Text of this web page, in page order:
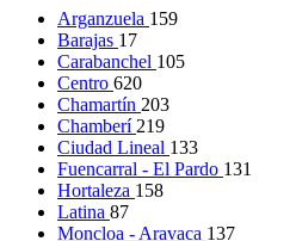
Arganzuela 159
Barajas 17
Carabanchel 105
Centro 620
Chamartín 203
Chamberí 219
Ciudad Lineal 133
Fuencarral - El Pardo 131
Hortaleza 158
Latina 87
Moncloa - Aravaca 137